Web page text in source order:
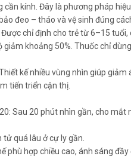
kính. Đây là phương pháp
đeo – tháo và vệ sinh đúng
Được chỉ định cho trẻ từ 6–15 tuổi,
khoảng 50%. Thuốc chỉ
kế nhiều vùng nhìn giúp giảm
tiến triển cận thị.
Sau 20 phút nhìn gần, cho mắt
tử quá lâu ở cự ly gần.
phù hợp chiều cao, ánh sáng đầy